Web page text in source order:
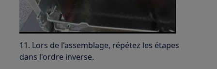
11. Lors de l'assemblage, répétez les étapes
dans l'ordre inverse.